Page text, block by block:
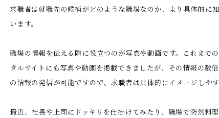
求職者は就職先の候補がどのような職場なのか、より具体的に
います。
職場の情報を伝える際に役立つのが写真や動画です。これまで
タルサイトにも写真や動画を掲載できましたが、その情報の数
の情報の発信が可能ですので、求職者は具体的にイメージしや
最近、社長や上司にドッキリを仕掛けてみたり、職場で突然料